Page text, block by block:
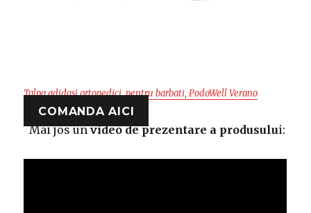
Talpa adidasi ortopedici, pentru barbati, PodoWell Verano
COMANDA AICI
Mai jos unvideo de prezentare a produsului: